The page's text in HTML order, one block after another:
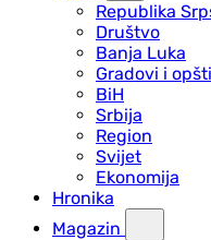
Republika
Društvo
Banja Luka
Gradovi i
BiH
Srbija
Region
Svijet
Ekonomija
Hronika
Magazin